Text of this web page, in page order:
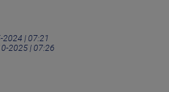
2024 | 07:21
2025 | 07:26